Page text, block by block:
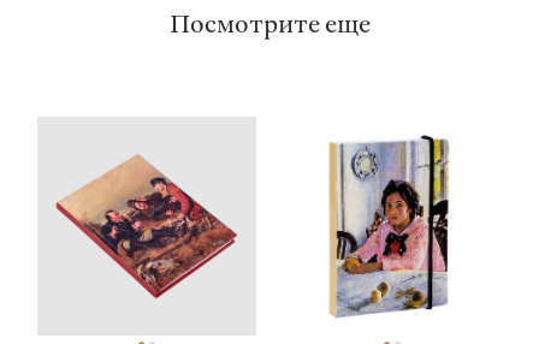
Посмотрите еще